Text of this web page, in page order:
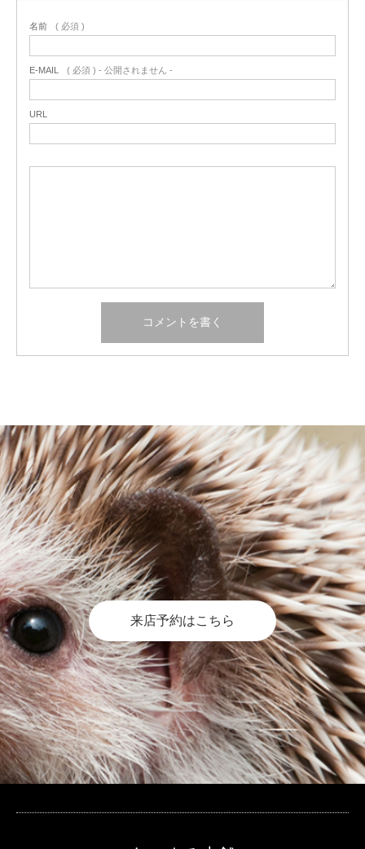
名前 ( 必須 )
E-MAIL ( 必須 ) - 公開されません -
URL
来店予約はこちら